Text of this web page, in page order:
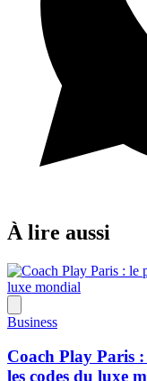
À lire aussi
Business
Coach Play Paris
les codes du luxe